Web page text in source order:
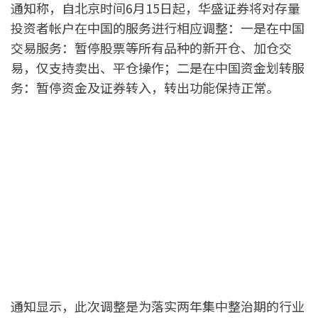
通知称，自北京时间6月15日起，华盛证券将对存量
投资者帐户在中国的服务进行相应调整：一是在中国
交易服务：暂停股票等所有品种的新开仓、加仓交
易，仅支持卖出、平仓操作；二是在中国资金划转服
务：暂停资金及证券转入，转出功能保持正常。
通知显示，此次调整是为落实两年集中整治期的行业